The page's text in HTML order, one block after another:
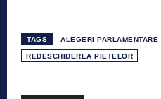
TAGS ALEGERI PARLAMENTARE
REDESCHIDEREA PIETELOR